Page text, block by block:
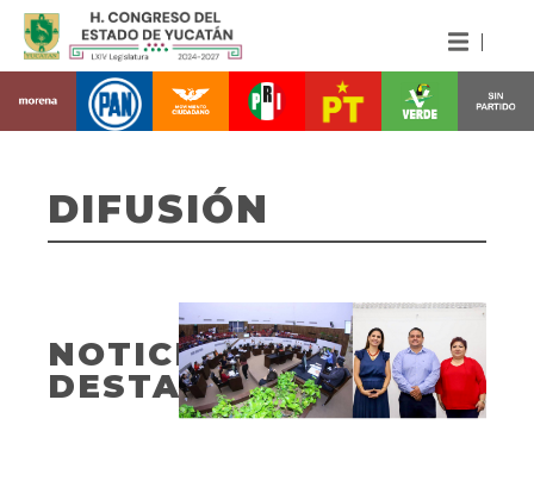
DIFUSIÓN
NOTICIAS
DESTACADAS